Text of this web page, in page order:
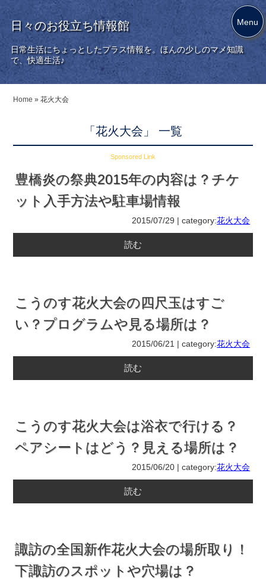
日々のお役立ち情報館
日常生活にちょっとしたプラス情報を。ほんの少しのマメ知識
で、快適生活♪
Home » 花火大会
「花火大会」 一覧
Sponsored Link
豊橋炎の祭典2015年の内容は？チケ
ット入手方法や駐車場情報
2015/07/29 | category:花火大会
読む
こうのす花火大会の四尺玉はすご
い？プログラムや見る場所は？
2015/06/21 | category:花火大会
読む
こうのす花火大会は浴衣で行ける？
ペアシートはどう？見える場所は？
2015/06/20 | category:花火大会
読む
諏訪の全国新作花火大会の場所取り！
下諏訪のスポットや穴場は？
Menu